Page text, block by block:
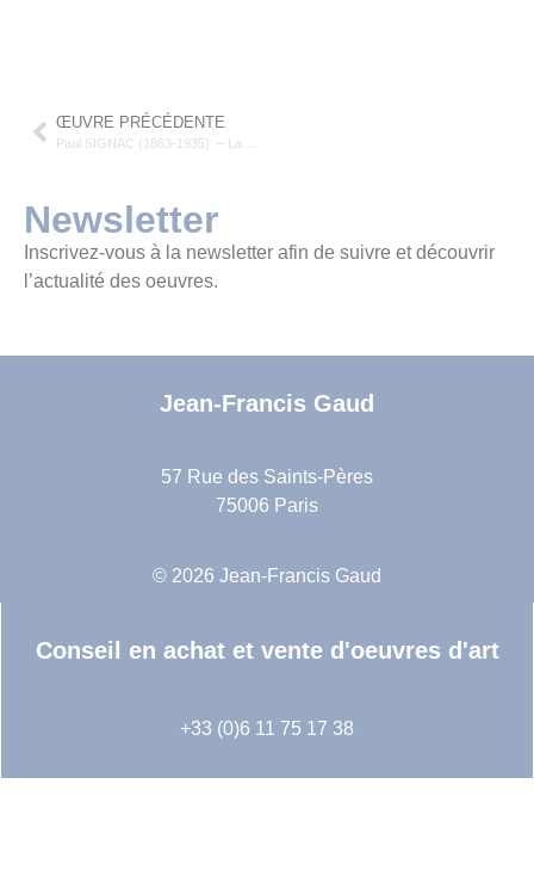
ŒUVRE PRÉCÉDENTE
Newsletter
Inscrivez-vous à la newsletter afin de suivre et découvrir
l’actualité des oeuvres.
Jean-Francis Gaud
57 Rue des Saints-Pères
75006 Paris
© 2026 Jean-Francis Gaud
Conseil en achat et vente d'oeuvres d'art
+33 (0)6 11 75 17 38